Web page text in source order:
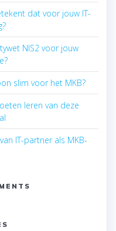
dat voor jouw IT-
NIS2 voor jouw
slim voor het MKB?
leren van deze
IT-partner als MKB-